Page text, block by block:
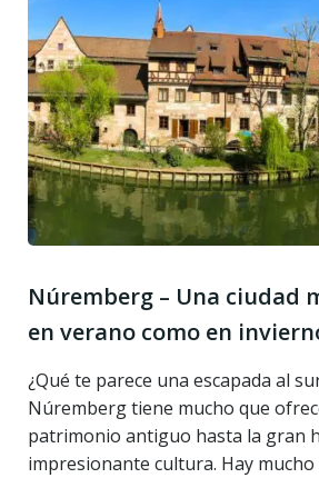
Núremberg – Una ciudad
en verano como en
¿Qué te parece una escapada al
Núremberg tiene mucho que
patrimonio antiguo hasta la gran
impresionante cultura. Hay